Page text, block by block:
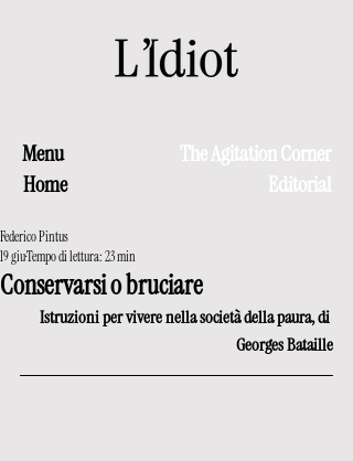
Menu
The Agitation Corner
Home
Editorial
Conservarsi o bruciare
Federico Pintus
19 giuTempo di lettura: 23 min
Istruzioni per vivere nella società della paura, di
Georges Bataille